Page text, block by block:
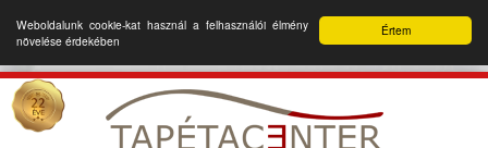
Értem
Weboldalunk cookie-kat használ a felhasználói élmény
növelése érdekében